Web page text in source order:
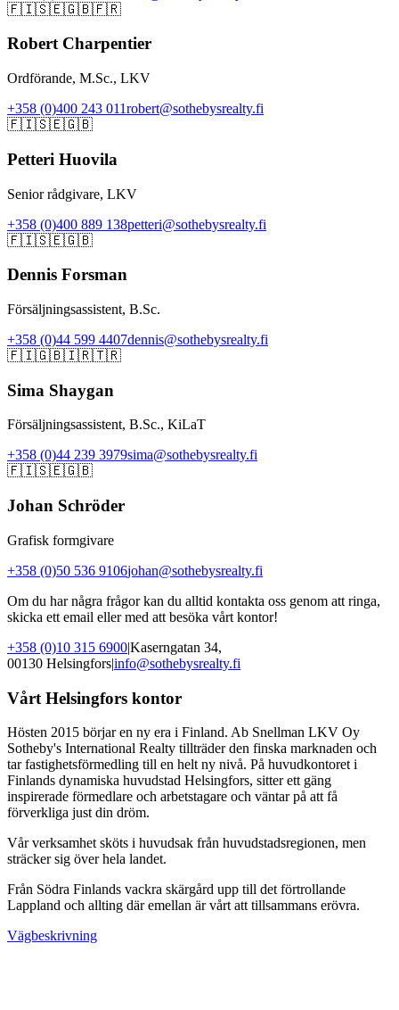
🇫🇮🇸🇪🇬🇧🇫🇷
Robert Charpentier
Ordförande, M.Sc., LKV
+358 (0)400 243 011robert@sothebysrealty.fi
🇫🇮🇸🇪🇬🇧
Petteri Huovila
Senior rådgivare, LKV
+358 (0)400 889 138petteri@sothebysrealty.fi
🇫🇮🇸🇪🇬🇧
Dennis Forsman
Försäljningsassistent, B.Sc.
+358 (0)44 599 4407dennis@sothebysrealty.fi
🇫🇮🇬🇧🇮🇷🇹🇷
Sima Shaygan
Försäljningsassistent, B.Sc., KiLaT
+358 (0)44 239 3979sima@sothebysrealty.fi
🇫🇮🇸🇪🇬🇧
Johan Schröder
Grafisk formgivare
+358 (0)50 536 9106johan@sothebysrealty.fi
Om du har några frågor kan du alltid kontakta oss genom att ringa,
skicka ett email eller med att besöka vårt kontor!
+358 (0)10 315 6900|Kaserngatan 34,
00130 Helsingfors|info@sothebysrealty.fi
Vårt Helsingfors kontor
Hösten 2015 börjar en ny era i Finland. Ab Snellman LKV Oy
Sotheby's International Realty tillträder den finska marknaden och
tar fastighetsförmedling till en helt ny nivå. På huvudkontoret i
Finlands dynamiska huvudstad Helsingfors, sitter ett gäng
inspirerade förmedlare och arbetstagare och väntar på att få
förverkliga just din dröm.
Vår verksamhet sköts i huvudsak från huvudstadsregionen, men
sträcker sig över hela landet.
Från Södra Finlands vackra skärgård upp till det förtrollande
Lappland och allting där emellan är vårt att tillsammans erövra.
Vägbeskrivning